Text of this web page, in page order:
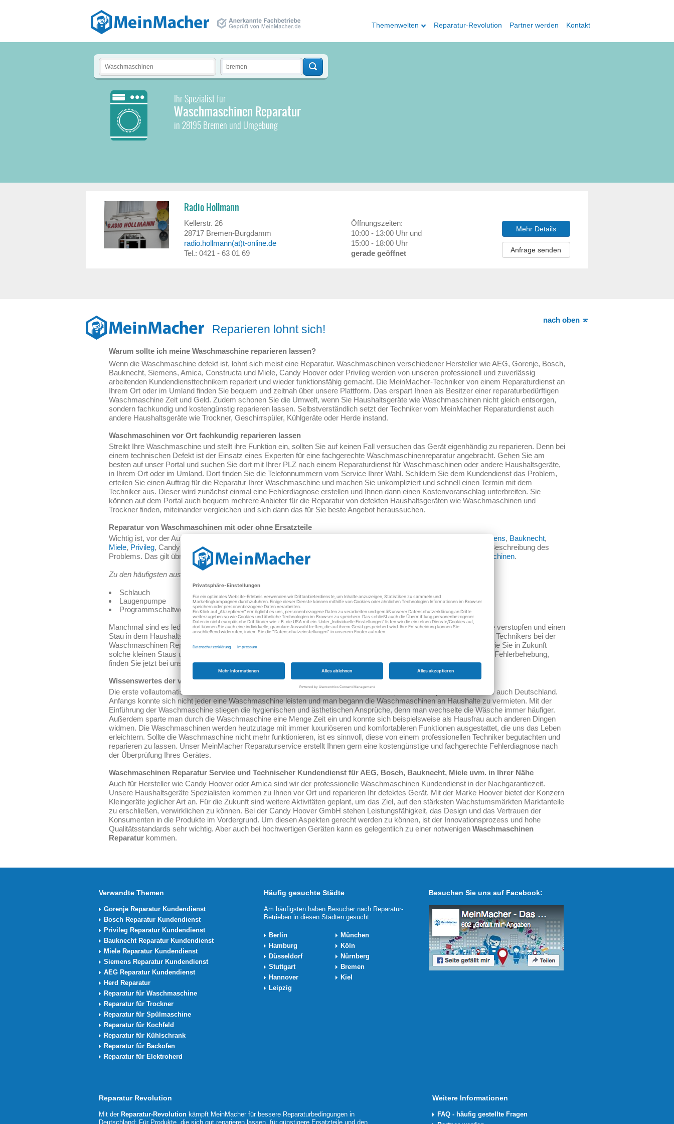
Themenwelten Reparatur-Revolution Partner werden Kontakt
Ihr Spezialist für
Waschmaschinen Reparatur
in 28195 Bremen und Umgebung
Radio Hollmann
Kellerstr. 26
28717 Bremen-Burgdamm
radio.hollmann(at)t-online.de
Tel.: 0421 - 63 01 69
Öffnungszeiten:
10:00 - 13:00 Uhr und
15:00 - 18:00 Uhr
gerade geöffnet
Mehr Details
Anfrage senden
nach oben
Reparieren lohnt sich!
Warum sollte ich meine Waschmaschine reparieren lassen?
Wenn die Waschmaschine defekt ist, lohnt sich meist eine Reparatur. Waschmaschinen verschiedener Hersteller wie AEG, Gorenje, Bosch,
Bauknecht, Siemens, Amica, Constructa und Miele, Candy Hoover oder Privileg werden von unseren professionell und zuverlässig
arbeitenden Kundendiensttechnikern repariert und wieder funktionsfähig gemacht. Die MeinMacher-Techniker von einem Reparaturdienst an
Ihrem Ort oder im Umland finden Sie bequem und zeitnah über unsere Plattform. Das erspart Ihnen als Besitzer einer reparaturbedürftigen
Waschmaschine Zeit und Geld. Zudem schonen Sie die Umwelt, wenn Sie Haushaltsgeräte wie Waschmaschinen nicht gleich entsorgen,
sondern fachkundig und kostengünstig reparieren lassen. Selbstverständlich setzt der Techniker vom MeinMacher Reparaturdienst auch
andere Haushaltsgeräte wie Trockner, Geschirrspüler, Kühlgeräte oder Herde instand.
Waschmaschinen vor Ort fachkundig reparieren lassen
Streikt Ihre Waschmaschine und stellt ihre Funktion ein, sollten Sie auf keinen Fall versuchen das Gerät eigenhändig zu reparieren. Denn bei
einem technischen Defekt ist der Einsatz eines Experten für eine fachgerechte Waschmaschinenreparatur angebracht. Gehen Sie am
besten auf unser Portal und suchen Sie dort mit Ihrer PLZ nach einem Reparaturdienst für Waschmaschinen oder andere Haushaltsgeräte,
in Ihrem Ort oder im Umland. Dort finden Sie die Telefonnummern vom Service Ihrer Wahl. Schildern Sie dem Kundendienst das Problem,
erteilen Sie einen Auftrag für die Reparatur Ihrer Waschmaschine und machen Sie unkompliziert und schnell einen Termin mit dem
Techniker aus. Dieser wird zunächst einmal eine Fehlerdiagnose erstellen und Ihnen dann einen Kostenvoranschlag unterbreiten. Sie
können auf dem Portal auch bequem mehrere Anbieter für die Reparatur von defekten Haushaltsgeräten wie Waschmaschinen und
Trockner finden, miteinander vergleichen und sich dann das für Sie beste Angebot heraussuchen.
Reparatur von Waschmaschinen mit oder ohne Ersatzteile
Wichtig ist, vor der Auftragserteilung dem Service für Waschmaschinen den Namen der Marke wie
Siemens, Bauknecht,
Miele, Privileg, Candy Hoover oder
und das jeweilige Modell zu nennen. Außerdem eine möglichst genaue Beschreibung des
Problems. Das gilt übrigens auch für die Reparatur anderer Haushaltsgeräte wie
Spülmaschinen.
Zu den häufigsten auszutauschenden Ersatzteilen bei Waschmaschinen Reparaturen gehören z. B.
Schlauch
Laugenpumpe
Programmschaltwerk
Manchmal sind es lediglich ein verklemmter Schlauch oder Kleinteile wie Knöpfe und Münzen, die die Waschmaschine verstopfen und einen
Stau in dem Haushaltsgerät verursachen. Dann haben Sie lediglich die Anfahrt und die angefangene Arbeitsstunde des Technikers bei der
Waschmaschinen Reparatur vor Ort zu bezahlen. Gerne gibt Ihnen der Fachmann vom Reparaturdienst auch Tipps, wie Sie in Zukunft
solche kleinen Staus und Verstopfungen in Ihrer Waschmaschine vermeiden. Egal ob größere Reparatur oder kleinere Fehlerbehebung,
finden Sie jetzt bei uns den besten Service für Ihre defekte Waschmaschine!
Wissenswertes der vollautomatischen Waschmaschine
Die erste vollautomatische Waschmaschine kam 1946 zuerst in Amerika auf den Markt, fünf Jahre später erreichte sie auch Deutschland.
Anfangs konnte sich nicht jeder eine Waschmaschine leisten und man begann die Waschmaschinen an Haushalte zu vermieten. Mit der
Einführung der Waschmaschine stiegen die hygienischen und ästhetischen Ansprüche, denn man wechselte die Wäsche immer häufiger.
Außerdem sparte man durch die Waschmaschine eine Menge Zeit ein und konnte sich beispielsweise als Hausfrau auch anderen Dingen
widmen. Die Waschmaschinen werden heutzutage mit immer luxuriöseren und komfortableren Funktionen ausgestattet, die uns das Leben
erleichtern. Sollte die Waschmaschine nicht mehr funktionieren, ist es sinnvoll, diese von einem professionellen Techniker begutachten und
reparieren zu lassen. Unser MeinMacher Reparaturservice erstellt Ihnen gern eine kostengünstige und fachgerechte Fehlerdiagnose nach
der Überprüfung Ihres Gerätes.
Waschmaschinen Reparatur Service und Technischer Kundendienst für AEG, Bosch, Bauknecht, Miele uvm. in Ihrer Nähe
Auch für Hersteller wie Candy Hoover oder Amica sind wir der professionelle Waschmaschinen Kundendienst in der Nachgarantiezeit.
Unsere Haushaltsgeräte Spezialisten kommen zu Ihnen vor Ort und reparieren Ihr defektes Gerät. Mit der Marke Hoover bietet der Konzern
Kleingeräte jeglicher Art an. Für die Zukunft sind weitere Aktivitäten geplant, um das Ziel, auf den stärksten Wachstumsmärkten Marktanteile
zu erschließen, verwirklichen zu können. Bei der Candy Hoover GmbH stehen Leistungsfähigkeit, das Design und das Vertrauen der
Konsumenten in die Produkte im Vordergrund. Um diesen Aspekten gerecht werden zu können, ist der Innovationsprozess und hohe
Qualitätsstandards sehr wichtig. Aber auch bei hochwertigen Geräten kann es gelegentlich zu einer notwenigen Waschmaschinen
Reparatur kommen.
Verwandte Themen
Gorenje Reparatur Kundendienst
Bosch Reparatur Kundendienst
Privileg Reparatur Kundendienst
Bauknecht Reparatur Kundendienst
Miele Reparatur Kundendienst
Siemens Reparatur Kundendienst
AEG Reparatur Kundendienst
Herd Reparatur
Reparatur für Waschmaschine
Reparatur für Trockner
Reparatur für Spülmaschine
Reparatur für Kochfeld
Reparatur für Kühlschrank
Reparatur für Backofen
Reparatur für Elektroherd
Häufig gesuchte Städte
Am häufigsten haben Besucher nach Reparatur-
Betrieben in diesen Städten gesucht:
Berlin
München
Hamburg
Köln
Düsseldorf
Nürnberg
Stuttgart
Bremen
Hannover
Kiel
Leipzig
Besuchen Sie uns auf Facebook:
Reparatur Revolution
Mit der Reparatur-Revolution kämpft MeinMacher für bessere Reparaturbedingungen in
Deutschland: Für Produkte, die sich gut reparieren lassen, für günstigere Ersatzteile und den
Weitere Informationen
FAQ - häufig gestellte Fragen